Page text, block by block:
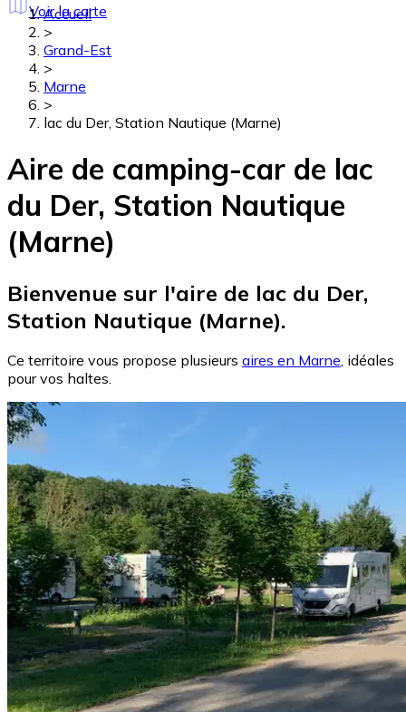
Voir la carte
Accueil
>
Grand-Est
>
Marne
>
lac du Der, Station Nautique (Marne)
Aire de camping-car de lac
du Der, Station Nautique
(Marne)
Bienvenue sur l'aire de lac du Der,
Station Nautique (Marne).
Ce territoire vous propose plusieurs aires en Marne, idéales
pour vos haltes.